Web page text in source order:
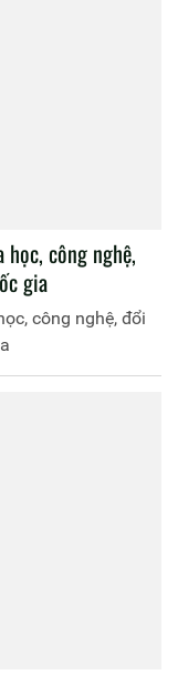
công nghệ,
gia
công nghệ, đổi